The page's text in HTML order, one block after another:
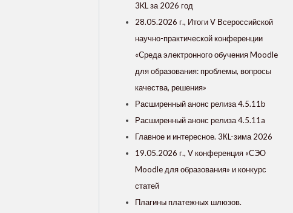
3KL за 2026 год
28.05.2026 г., Итоги V Всероссийской
научно-практической конференции
«Среда электронного обучения Moodle
для образования: проблемы, вопросы
качества, решения»
Расширенный анонс релиза 4.5.11b
Расширенный анонс релиза 4.5.11a
Главное и интересное. 3КL-зима 2026
19.05.2026 г., V конференция «СЭО
Moodle для образования» и конкурс
статей
Плагины платежных шлюзов.